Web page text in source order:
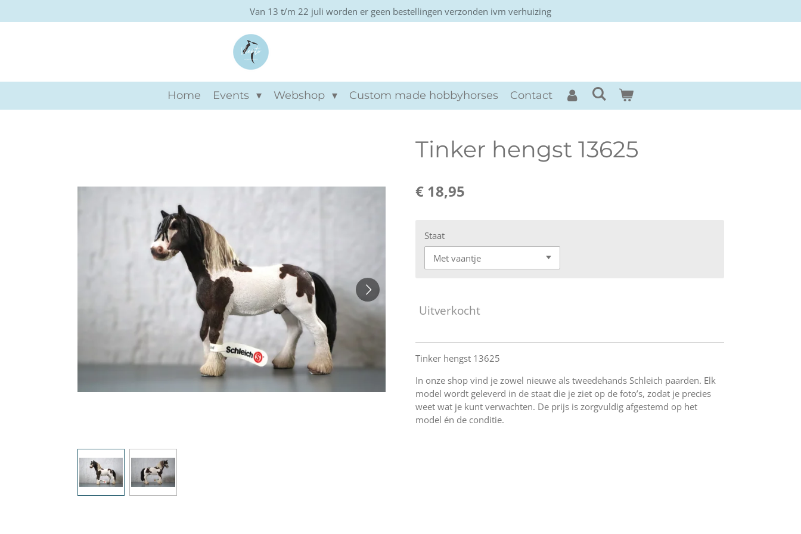
direct
Van 13 t/m 22 juli worden er geen bestellingen verzonden ivm verhuizing
Home Events Webshop Custom made hobbyhorses Contact
Tinker hengst 13625
€ 18,95
Staat
Uitverkocht
Tinker hengst 13625
In onze shop vind je zowel nieuwe als tweedehands Schleich paarden. Elk
model wordt geleverd in de staat die je ziet op de foto’s, zodat je precies
weet wat je kunt verwachten. De prijs is zorgvuldig afgestemd op het
model én de conditie.